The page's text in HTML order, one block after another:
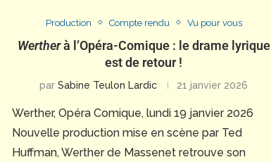
Production Compte rendu Vu pour vous
Wertherà l’Opéra-Comique : le drame lyrique
est de retour !
parSabine Teulon Lardic 21 janvier 2026
Werther, Opéra Comique, lundi 19 janvier 2026
Nouvelle production mise en scène par Ted
Huffman, Werther de Massenet retrouve son